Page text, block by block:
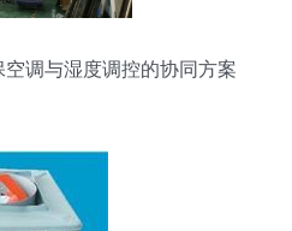
调与湿度调控的协同方案